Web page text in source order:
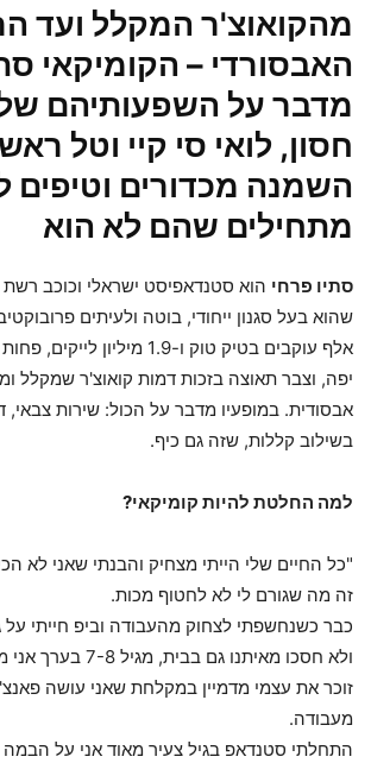
מהקואוצ'ר המקלל ועד
האבסורדי – הקומיקאי
מדבר על השפעותיהם
חסון, לואי סי קיי וטל
השמנה מכדורים וטיפים
מתחילים שהם לא הוא
סתיו פרחי הוא סטנדאפיסט ישראלי וכוכב
אלף עוקבים בטיק טוק ו-1.9
יפה, וצבר תאוצה בזכות דמות קואוצ'ר שמקלל
אבסודית. במופעיו מדבר על הכול: שירות צבאי,
בשילוב קללות, שזה גם כיף.
למה החלטת להיות קומיקאי?
"כל החיים שלי הייתי מצחיק והבנתי שאני לא
זה מה שגורם לי לא לחטוף מכות.
כבר כשנחשפתי לצחוק מהעבודה וביפ חייתי על
ולא חסכו מאיתנו גם
זוכר את עצמי מדמיין במקלחת שאני עושה
מעבודה.
התחלתי סטנדאפ בגיל צעיר מאוד אני על הבמה